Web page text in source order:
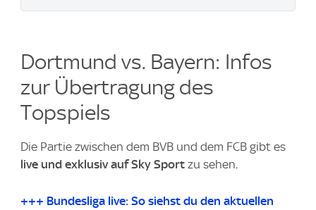
Dortmund vs. Bayern: Infos
zur Übertragung des
Topspiels
Die Partie zwischen dem BVB und dem FCB gibt es
live und exklusiv auf Sky Sport zu sehen.
+++ Bundesliga live: So siehst du den aktuellen